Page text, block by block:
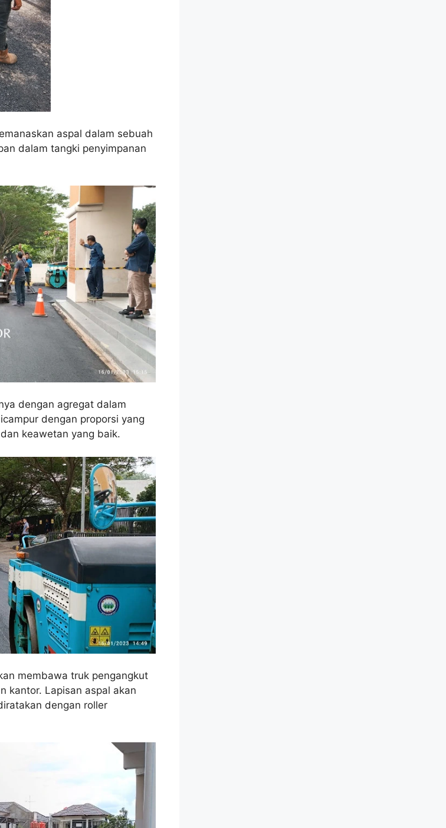
aspal dalam sebuah
dalam tangki penyimpanan
dengan agregat dalam
dengan proporsi yang
keawetan yang baik.
membawa truk pengangkut
kantor. Lapisan aspal akan
dengan roller